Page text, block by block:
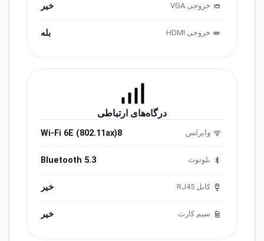
خروجی ‌VGA خیر
خروجی HDMI بله
درگاه‌های ارتباطی
وایرلس Wi-Fi 6E (802.11ax)8
بلوتوث Bluetooth 5.3
کابل RJ45 خیر
سیم کارت خیر